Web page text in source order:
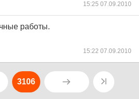
15:25 07.09.2010
работы.
15:22 07.09.2010
3106